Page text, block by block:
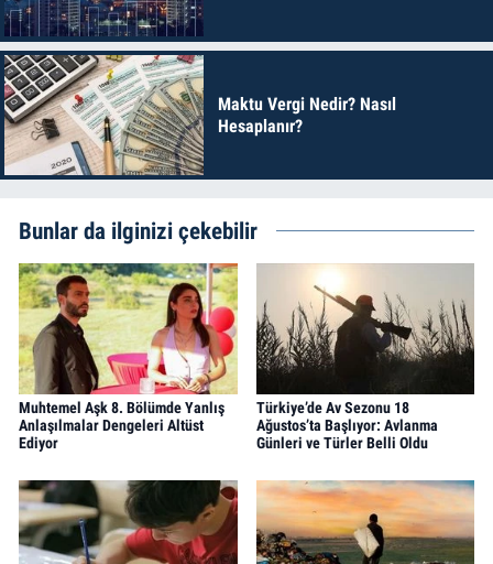
Maktu Vergi Nedir? Nasıl
Hesaplanır?
Bunlar da ilginizi çekebilir
Muhtemel Aşk 8. Bölümde Yanlış
Anlaşılmalar Dengeleri Altüst
Ediyor
Türkiye’de Av Sezonu 18
Ağustos’ta Başlıyor: Avlanma
Günleri ve Türler Belli Oldu